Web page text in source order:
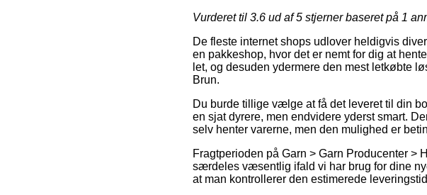
Vurderet til 3.6 ud af 5 stjerner baseret på 1
De fleste internet shops udlover heldigvis
en pakkeshop, hvor det er nemt for dig at
let, og desuden ydermere den mest letkøbte
Brun.
Du burde tillige vælge at få det leveret til din
en sjat dyrere, men endvidere yderst smart.
selv henter varerne, men den mulighed er
Fragtperioden på Garn > Garn Producenter
særdeles væsentlig ifald vi har brug for dine
at man kontrollerer den estimerede